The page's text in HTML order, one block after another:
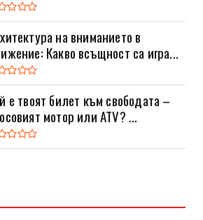
на вниманието в
Какво всъщност са игра...
е твоят билет към свободата –
мотор или ATV? ...